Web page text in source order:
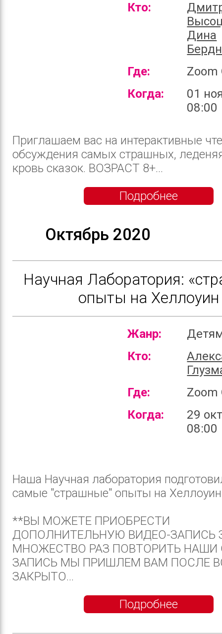
Кто:
Дина
Где:
Zoom
Когда:
01
08:00
Приглашаем вас на интерактивные
обсуждения самых страшных,
кровь сказок. ВОЗРАСТ 8+...
Подробнее
Октябрь 2020
Научная Лаборатория:
опыты на Хеллоуин
Жанр:
Кто:
Где:
Zoom
Когда:
29
08:00
Наша Научная лаборатория
самые "страшные" опыты на
**ВЫ МОЖЕТЕ ПРИОБРЕСТИ
ДОПОЛНИТЕЛЬНУЮ ВИДЕО-ЗАПИСЬ
МНОЖЕСТВО РАЗ ПОВТОРИТЬ
ЗАПИСЬ МЫ ПРИШЛЕМ ВАМ ПОСЛЕ
ЗАКРЫТО...
Подробнее